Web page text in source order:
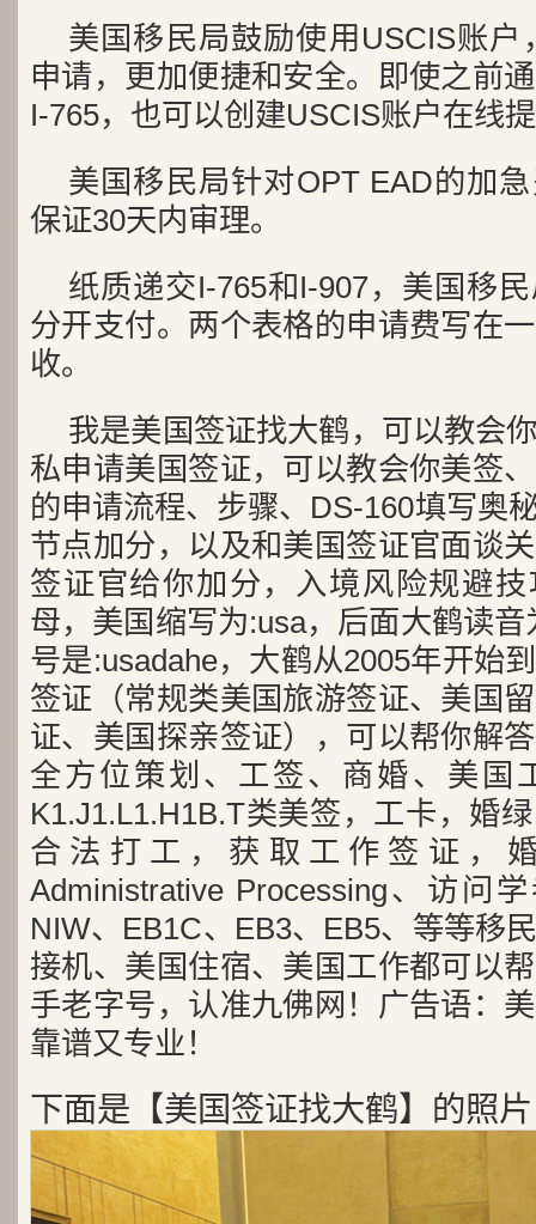
美国移民局鼓励使用USCIS账户
申请，更加便捷和安全。即使之前
I-765，也可以创建USCIS账户在线
美国移民局针对OPT EAD的加
保证30天内审理。
纸质递交I-765和I-907，美国移
分开支付。两个表格的申请费写在
收。
我是美国签证找大鹤，可以教会
私申请美国签证，可以教会你美签
的申请流程、步骤、DS-160填写奥
节点加分，以及和美国签证官面谈
签证官给你加分，入境风险规避
母，美国缩写为:usa，后面大鹤读
号是:usadahe，大鹤从2005年开始
签证（常规类美国旅游签证、美国
证、美国探亲签证），可以帮你解
全方位策划、工签、商婚、美国
K1.J1.L1.H1B.T类美签，工卡，婚
合法打工，获取工作签证，
Administrative Processing、访问
NIW、EB1C、EB3、EB5、等等移
接机、美国住宿、美国工作都可以
手老字号，认准九佛网！广告语：
靠谱又专业！
下面是【美国签证找大鹤】的照片